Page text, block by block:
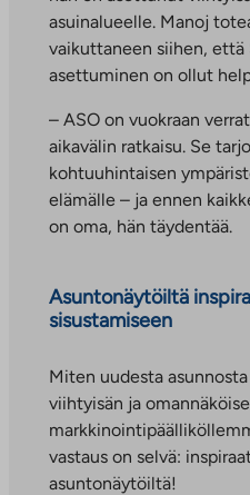
asuinalueelle. Manoj
vaikuttaneen siihen, että
asettuminen on ollut
– ASO on vuokraan
aikavälin ratkaisu. Se
kohtuuhintaisen
elämälle – ja ennen
on oma, hän täydentää.
Asuntonäytöiltä
sisustamiseen
Miten uudesta
viihtyisän ja
vastaus on selvä:
asuntonäytöiltä!